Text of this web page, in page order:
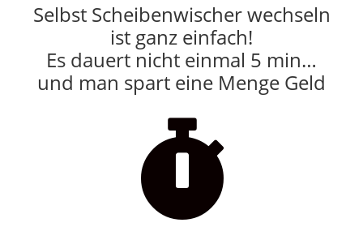
Selbst Scheibenwischer wechseln
ist ganz einfach!
Es dauert nicht einmal 5 min…
und man spart eine Menge Geld
